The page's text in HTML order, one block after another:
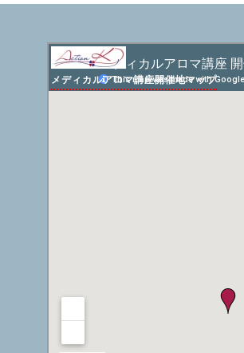
メディカルアロマ講座開催地マップ